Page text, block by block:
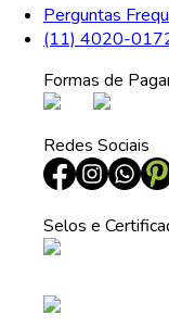
Perguntas
(11) 4020-
Formas de
Redes Sociais
Selos e